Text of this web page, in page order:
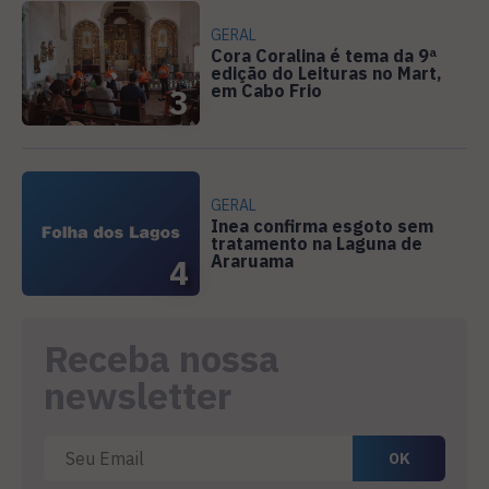
3
GERAL
Cora Coralina é tema da 9ª
edição do Leituras no Mart,
em Cabo Frio
4
GERAL
Inea confirma esgoto sem
tratamento na Laguna de
Araruama
Receba nossa
newsletter